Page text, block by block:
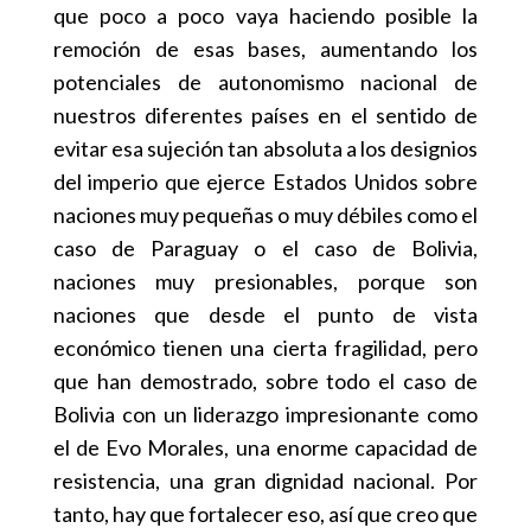
que poco a poco vaya haciendo posible la
remoción de esas bases, aumentando los
potenciales de autonomismo nacional de
nuestros diferentes países en el sentido de
evitar esa sujeción tan absoluta a los designios
del imperio que ejerce Estados Unidos sobre
naciones muy pequeñas o muy débiles como el
caso de Paraguay o el caso de Bolivia,
naciones muy presionables, porque son
naciones que desde el punto de vista
económico tienen una cierta fragilidad, pero
que han demostrado, sobre todo el caso de
Bolivia con un liderazgo impresionante como
el de Evo Morales, una enorme capacidad de
resistencia, una gran dignidad nacional. Por
tanto, hay que fortalecer eso, así que creo que